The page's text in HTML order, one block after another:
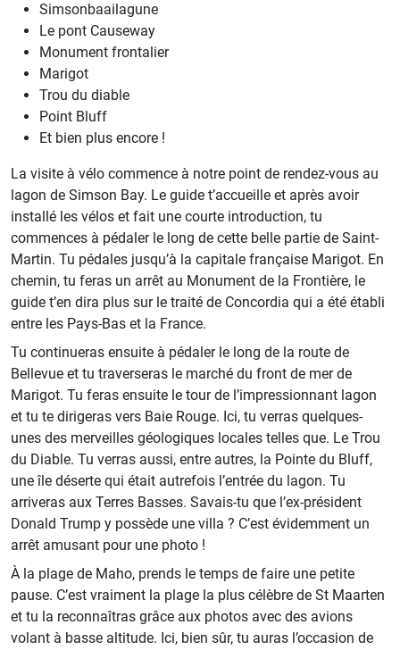
Simsonbaailagune
Le pont Causeway
Monument frontalier
Marigot
Trou du diable
Point Bluff
Et bien plus encore !
La visite à vélo commence à notre point de rendez-vous au
lagon de Simson Bay. Le guide t’accueille et après avoir
installé les vélos et fait une courte introduction, tu
commences à pédaler le long de cette belle partie de Saint-
Martin. Tu pédales jusqu’à la capitale française Marigot. En
chemin, tu feras un arrêt au Monument de la Frontière, le
guide t’en dira plus sur le traité de Concordia qui a été établi
entre les Pays-Bas et la France.
Tu continueras ensuite à pédaler le long de la route de
Bellevue et tu traverseras le marché du front de mer de
Marigot. Tu feras ensuite le tour de l’impressionnant lagon
et tu te dirigeras vers Baie Rouge. Ici, tu verras quelques-
unes des merveilles géologiques locales telles que. Le Trou
du Diable. Tu verras aussi, entre autres, la Pointe du Bluff,
une île déserte qui était autrefois l’entrée du lagon. Tu
arriveras aux Terres Basses. Savais-tu que l’ex-président
Donald Trump y possède une villa ? C’est évidemment un
arrêt amusant pour une photo !
À la plage de Maho, prends le temps de faire une petite
pause. C’est vraiment la plage la plus célèbre de St Maarten
et tu la reconnaîtras grâce aux photos avec des avions
volant à basse altitude. Ici, bien sûr, tu auras l’occasion de